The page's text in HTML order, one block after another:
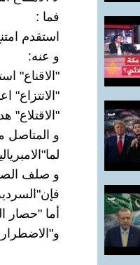
فما :
استقدم
و عنه:
"الاقناع"
"الانتزاع"
"الاقتلاع"
و المتاصل
و صلف
أما "حصار